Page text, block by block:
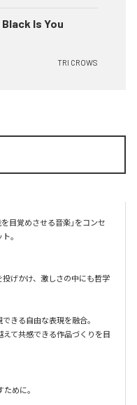
Black Is You
TRI CROWS
目覚めさせる音楽」をコンセ
。
げかけ、激しさの中にも哲学
きる自由な表現を融合。
て共感できる作品づくりを目
めに。